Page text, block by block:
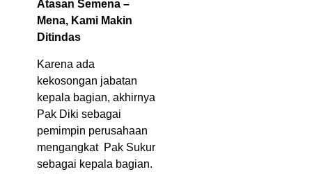
Atasan Semena –
Mena, Kami Makin
Ditindas
Karena ada
kekosongan jabatan
kepala bagian, akhirnya
Pak Diki sebagai
pemimpin perusahaan
mengangkat Pak Sukur
sebagai kepala bagian.